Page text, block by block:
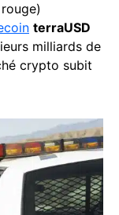
terraUSD
milliards de
crypto subit